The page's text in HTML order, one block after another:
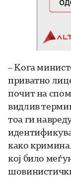
– Кога
приватно
почит на
видлив
тоа ги
како
кој било